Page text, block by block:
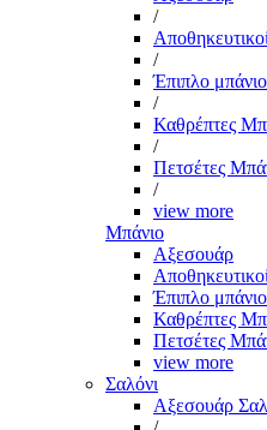
/
/
Έπιπλο
/
Καθρέπτες
/
Πετσέτες
/
view more
Μπάνιο
Αξεσουάρ
Έπιπλο
Καθρέπτες
Πετσέτες
view more
Σαλόνι
Αξεσουάρ